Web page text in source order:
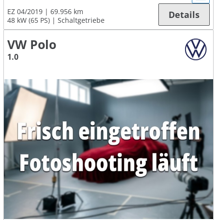
EZ 04/2019
69.956 km
48 kW (65 PS)
Schaltgetriebe Details
VW Polo
1.0